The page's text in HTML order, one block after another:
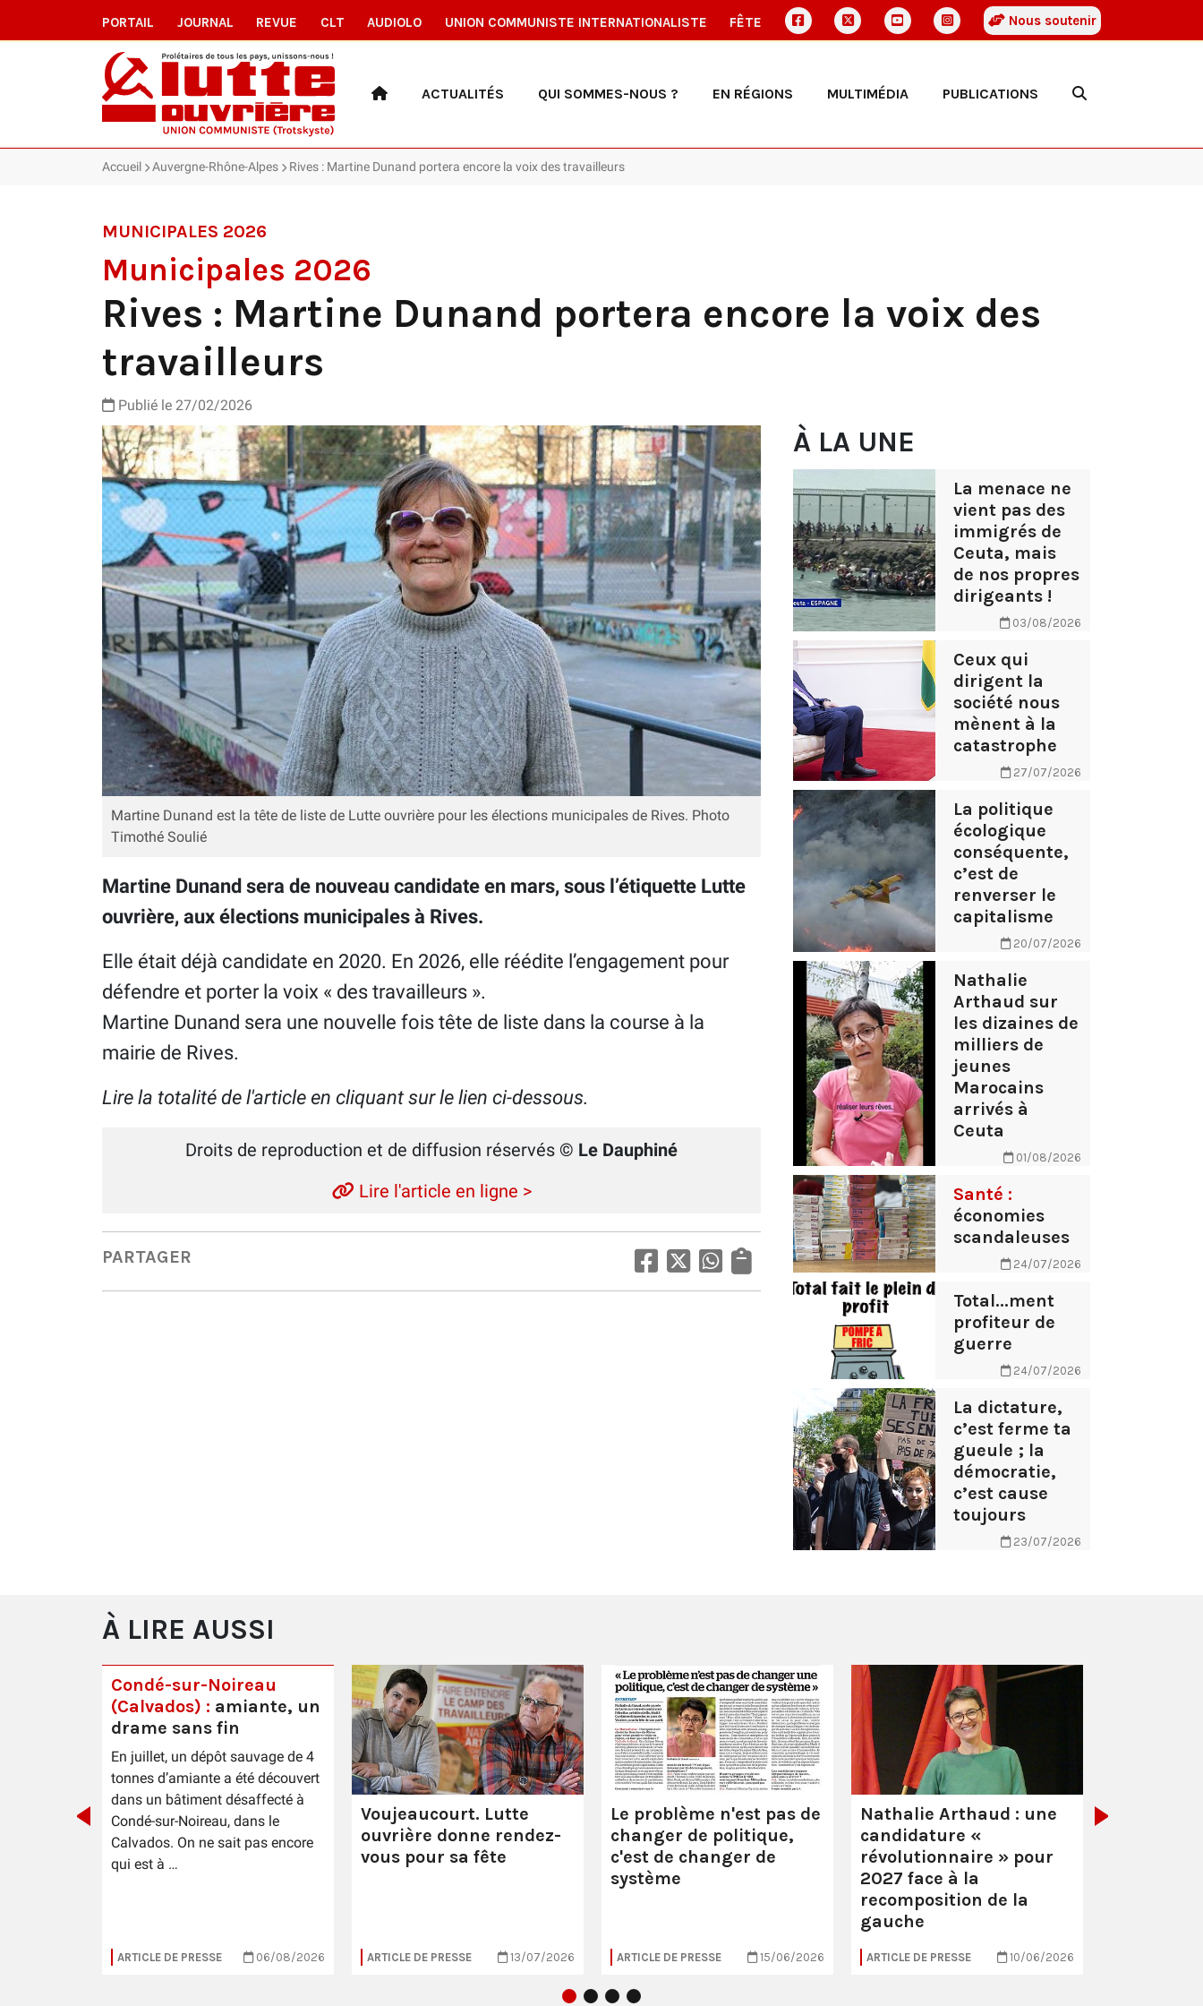
PORTAIL JOURNAL REVUE CLT AUDIOLO UNION COMMUNISTE INTERNATIONALISTE FÊTE Nous soutenir
ACTUALITÉS QUI SOMMES-NOUS ? EN RÉGIONS MULTIMÉDIA PUBLICATIONS
Accueil Auvergne-Rhône-Alpes Rives : Martine Dunand portera encore la voix des travailleurs
MUNICIPALES 2026
Municipales 2026
Rives : Martine Dunand portera encore la voix des
travailleurs
Publié le 27/02/2026
Martine Dunand est la tête de liste de Lutte ouvrière pour les élections municipales de Rives. Photo
Timothé Soulié
Martine Dunand sera de nouveau candidate en mars, sous l’étiquette Lutte
ouvrière, aux élections municipales à Rives.
Elle était déjà candidate en 2020. En 2026, elle réédite l’engagement pour
défendre et porter la voix « des travailleurs ».
Martine Dunand sera une nouvelle fois tête de liste dans la course à la
mairie de Rives.
Lire la totalité de l'article en cliquant sur le lien ci-dessous.
Droits de reproduction et de diffusion réservés © Le Dauphiné
Lire l'article en ligne >
PARTAGER
À LA UNE
La menace ne
vient pas des
immigrés de
Ceuta, mais
de nos propres
dirigeants !
03/08/2026
Ceux qui
dirigent la
société nous
mènent à la
catastrophe
27/07/2026
La politique
écologique
conséquente,
c’est de
renverser le
capitalisme
20/07/2026
Nathalie
Arthaud sur
les dizaines de
milliers de
jeunes
Marocains
arrivés à
Ceuta
01/08/2026
Santé :
économies
scandaleuses
24/07/2026
Total...ment
profiteur de
guerre
24/07/2026
La dictature,
c’est ferme ta
gueule ; la
démocratie,
c’est cause
toujours
23/07/2026
À LIRE AUSSI
Condé-sur-Noireau
(Calvados) : amiante, un
drame sans fin
En juillet, un dépôt sauvage de 4
tonnes d’amiante a été découvert
dans un bâtiment désaffecté à
Condé-sur-Noireau, dans le
Calvados. On ne sait pas encore
qui est à …
ARTICLE DE PRESSE 06/08/2026
Voujeaucourt. Lutte
ouvrière donne rendez-
vous pour sa fête
ARTICLE DE PRESSE 13/07/2026
Le problème n'est pas de
changer de politique,
c'est de changer de
système
ARTICLE DE PRESSE 15/06/2026
Nathalie Arthaud : une
candidature «
révolutionnaire » pour
2027 face à la
recomposition de la
gauche
ARTICLE DE PRESSE 10/06/2026